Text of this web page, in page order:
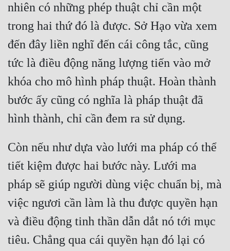
nhiên có những phép thuật chỉ cần một
trong hai thứ đó là được. Sở Hạo vừa xem
đến đây liền nghĩ đến cái công tắc, cũng
tức là điều động năng lượng tiến vào mở
khóa cho mô hình pháp thuật. Hoàn thành
bước ấy cũng có nghĩa là pháp thuật đã
Còn nếu như dựa vào lưới ma pháp có thể
tiết kiệm được hai bước này. Lưới ma
pháp sẽ giúp người dùng việc chuẩn bị, mà
việc ngươi cần làm là thu được quyền hạn
và điều động tinh thần dẫn dắt nó tới mục
tiêu. Chẳng qua cái quyền hạn đó lại có